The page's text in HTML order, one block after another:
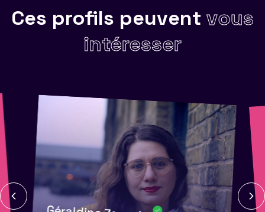
Ces profils peuvent vous
intéresser